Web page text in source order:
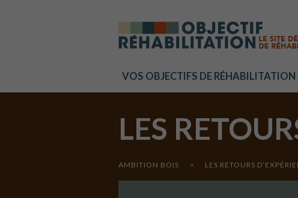
VOS OBJECTIFS DE RÉHABILITATION
LES
AMBITION BOIS > LES RETOURS